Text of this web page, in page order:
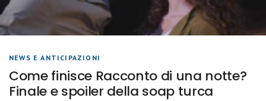
NEWS E ANTICIPAZIONI
Come finisce Racconto di una notte?
Finale e spoiler della soap turca